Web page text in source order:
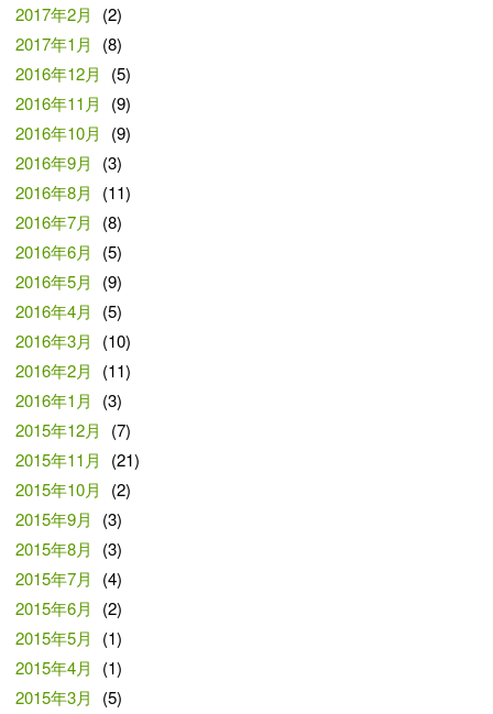
2017年2月
(2)
2017年1月
(8)
2016年12月
(5)
2016年11月
(9)
2016年10月
(9)
2016年9月
(3)
2016年8月
(11)
2016年7月
(8)
2016年6月
(5)
2016年5月
(9)
2016年4月
(5)
2016年3月
(10)
2016年2月
(11)
2016年1月
(3)
2015年12月
(7)
2015年11月
(21)
2015年10月
(2)
2015年9月
(3)
2015年8月
(3)
2015年7月
(4)
2015年6月
(2)
2015年5月
(1)
2015年4月
(1)
2015年3月
(5)